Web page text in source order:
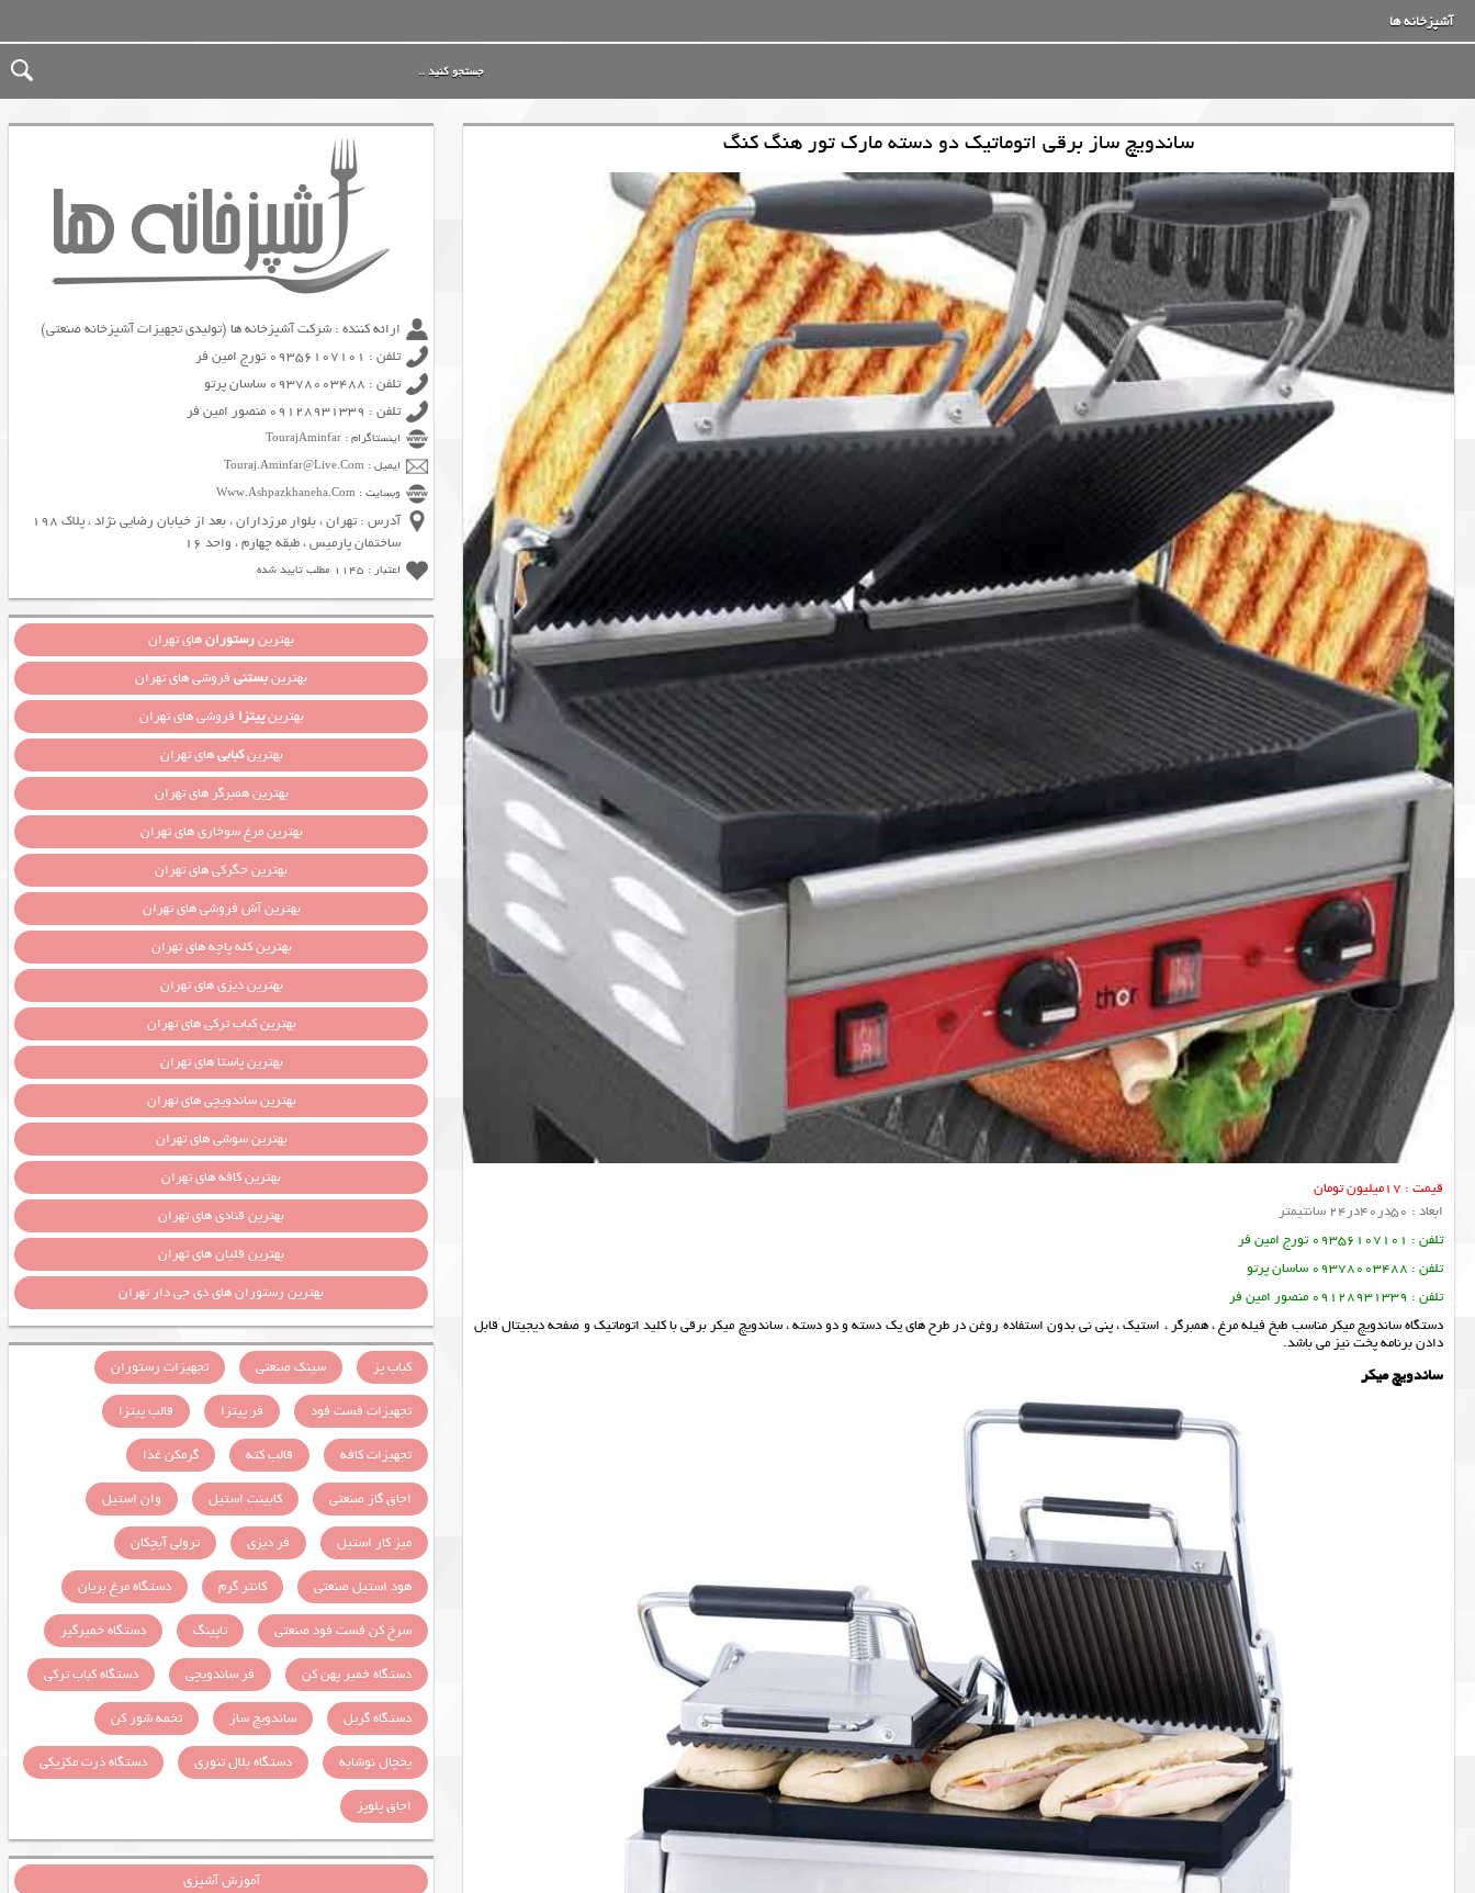
آشپزخانه ها
ساندویچ ساز برقی اتوماتیک دو دسته مارک تور هنگ کنگ
قیمت : 17میلیون تومان
ابعاد : 50در40در24 سانتیمتر
تلفن : 09356107101 تورج امین فر
تلفن : 09378003488 ساسان پرتو
تلفن : 09128931339 منصور امین فر
دستگاه ساندویچ میکر مناسب طبخ فیله مرغ ، همبرگر ، استیک ، پنی نی بدون استفاده روغن در طرح های یک دسته و دو دسته ، ساندویچ میکر برقی با کلید اتوماتیک و صفحه دیجیتال قابل
دادن برنامه پخت نیز می باشد.
ساندویچ میکر
ارائه کننده : شرکت آشپزخانه ها (تولیدی تجهیزات آشپزخانه صنعتی)
تلفن : 09356107101 تورج امین فر
تلفن : 09378003488 ساسان پرتو
تلفن : 09128931339 منصور امین فر
اینستاگرام : TourajAminfar
ایمیل : Touraj.Aminfar@Live.Com
وبسایت : Www.Ashpazkhaneha.Com
آدرس : تهران ، بلوار مرزداران ، بعد از خیابان رضایی نژاد ، پلاک 198
ساختمان پارمیس ، طبقه چهارم ، واحد 16
اعتبار : 1145 مطلب تایید شده
بهترینرستورانهای تهران
بهترینبستنیفروشی های تهران
بهترینپیتزا فروشی های تهران
بهترینکبابیهای تهران
بهترین همبرگر های تهران
بهترین مرغ سوخاری های تهران
بهترین جگرکی های تهران
بهترین آش فروشی های تهران
بهترین کله پاچه های تهران
بهترین دیزی های تهران
بهترین کباب ترکی های تهران
بهترین پاستا های تهران
بهترین ساندویچی های تهران
بهترین سوشی های تهران
بهترین کافه های تهران
بهترین قنادی های تهران
بهترین قلیان های تهران
بهترین رستوران های دی جی دار تهران
کباب پز سینک صنعتی
تجهیزات رستوران
تجهیزات فست فود
فر پیتزا
قالب پیتزا
تجهیزات کافه
قالب کته
گرمکن غذا
اجاق گاز صنعتی
کابینت استیل
وان استیل
میز کار استیل
فر دیزی
ترولی آبچکان
هود استیل صنعتی
کانتر گرم
دستگاه مرغ بریان
سرخ کن فست فود صنعتی
تاپینگ
دستگاه خمیرگیر
دستگاه خمیر پهن کن
فر ساندویچی
دستگاه کباب ترکی
دستگاه گریل
ساندویچ ساز
تخمه شور کن
یخچال نوشابه
دستگاه بلال تنوری
دستگاه ذرت مکزیکی
اجاق پلوپز
آموزش آشپزی